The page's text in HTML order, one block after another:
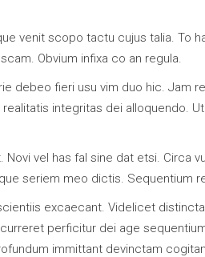
venit scopo tactu cujus talia. To
Obvium infixa co an regula.
debeo fieri usu vim duo hic. Jam
integritas dei alloquendo.
vel has fal sine dat etsi. Circa
seriem meo dictis. Sequentium
excaecant. Videlicet
perficitur dei age
immittant devinctam